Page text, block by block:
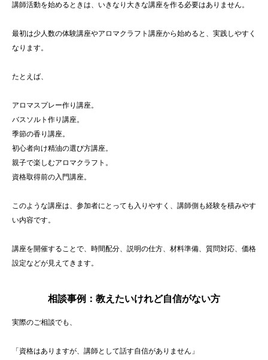
講師活動を始めるときは、いきなり大きな講座を作る必要はありません。
最初は少人数の体験講座やアロマクラフト講座から始めると、実践しやすく
なります。
たとえば、
アロマスプレー作り講座。
バスソルト作り講座。
季節の香り講座。
初心者向け精油の選び方講座。
親子で楽しむアロマクラフト。
資格取得前の入門講座。
このような講座は、参加者にとっても入りやすく、講師側も経験を積みやす
い内容です。
講座を開催することで、時間配分、説明の仕方、材料準備、質問対応、価格
設定などが見えてきます。
相談事例：教えたいけれど自信がない方
実際のご相談でも、
「資格はありますが、講師として話す自信がありません」